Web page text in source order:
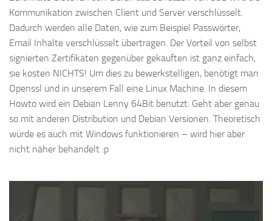
Kommunikation zwischen Client und Server verschlüsselt.
Dadurch werden alle Daten, wie zum Beispiel Passwörter,
Email Inhalte verschlüsselt übertragen. Der Vorteil von selbst
signierten Zertifikaten gegenüber gekauften ist ganz einfach,
sie kosten NICHTS! Um dies zu bewerkstelligen, benötigt man
Openssl und in unserem Fall eine Linux Machine. In diesem
Howto wird ein Debian Lenny 64Bit benutzt. Geht aber genau
so mit anderen Distribution und Debian Versionen. Theoretisch
würde es auch mit Windows funktionieren – wird hier aber
nicht näher behandelt :p